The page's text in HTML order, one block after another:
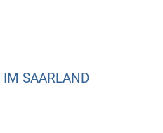
IM SAARLAND